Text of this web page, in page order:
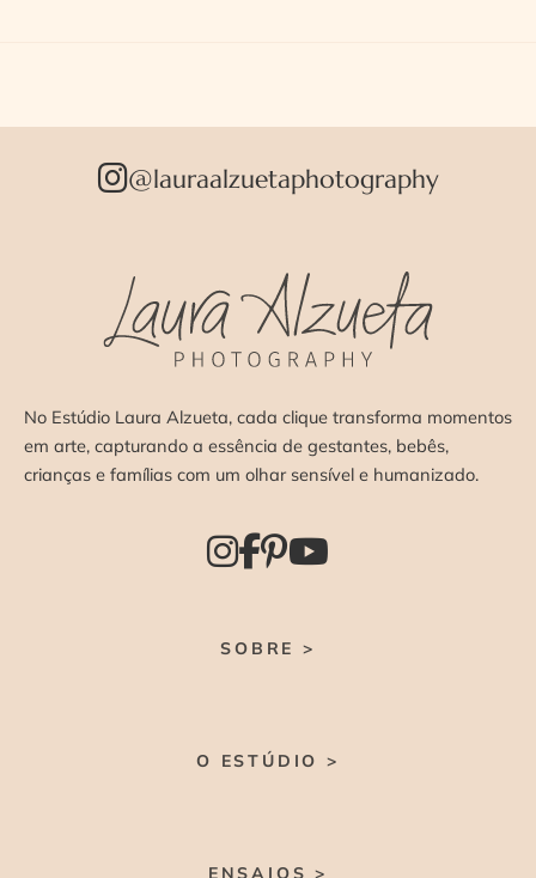
@lauraalzuetaphotography
No Estúdio Laura Alzueta, cada clique transforma momentos
em arte, capturando a essência de gestantes, bebês,
crianças e famílias com um olhar sensível e humanizado.
SOBRE >
O ESTÚDIO >
ENSAIOS >